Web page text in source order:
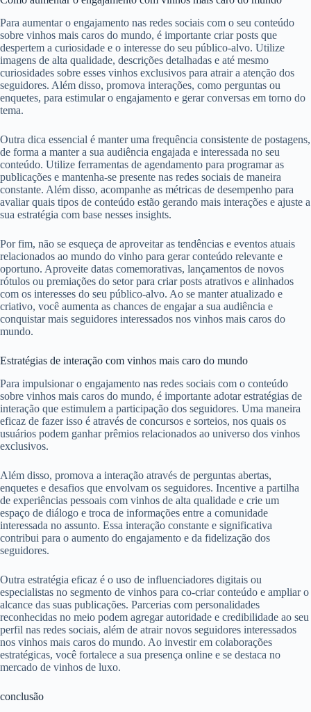
Para aumentar o engajamento nas redes sociais com o seu conteúdo
sobre vinhos mais caros do mundo, é importante criar posts que
despertem a curiosidade e o interesse do seu público-alvo. Utilize
imagens de alta qualidade, descrições detalhadas e até mesmo
curiosidades sobre esses vinhos exclusivos para atrair a atenção dos
seguidores. Além disso, promova interações, como perguntas ou
enquetes, para estimular o engajamento e gerar conversas em torno do
tema.
Outra dica essencial é manter uma frequência consistente de postagens,
de forma a manter a sua audiência engajada e interessada no seu
conteúdo. Utilize ferramentas de agendamento para programar as
publicações e mantenha-se presente nas redes sociais de maneira
constante. Além disso, acompanhe as métricas de desempenho para
avaliar quais tipos de conteúdo estão gerando mais interações e ajuste a
sua estratégia com base nesses insights.
Por fim, não se esqueça de aproveitar as tendências e eventos atuais
relacionados ao mundo do vinho para gerar conteúdo relevante e
oportuno. Aproveite datas comemorativas, lançamentos de novos
rótulos ou premiações do setor para criar posts atrativos e alinhados
com os interesses do seu público-alvo. Ao se manter atualizado e
criativo, você aumenta as chances de engajar a sua audiência e
conquistar mais seguidores interessados nos vinhos mais caros do
mundo.
Estratégias de interação com vinhos mais caro do mundo
Para impulsionar o engajamento nas redes sociais com o conteúdo
sobre vinhos mais caros do mundo, é importante adotar estratégias de
interação que estimulem a participação dos seguidores. Uma maneira
eficaz de fazer isso é através de concursos e sorteios, nos quais os
usuários podem ganhar prêmios relacionados ao universo dos vinhos
exclusivos.
Além disso, promova a interação através de perguntas abertas,
enquetes e desafios que envolvam os seguidores. Incentive a partilha
de experiências pessoais com vinhos de alta qualidade e crie um
espaço de diálogo e troca de informações entre a comunidade
interessada no assunto. Essa interação constante e significativa
contribui para o aumento do engajamento e da fidelização dos
seguidores.
Outra estratégia eficaz é o uso de influenciadores digitais ou
especialistas no segmento de vinhos para co-criar conteúdo e ampliar o
alcance das suas publicações. Parcerias com personalidades
reconhecidas no meio podem agregar autoridade e credibilidade ao seu
perfil nas redes sociais, além de atrair novos seguidores interessados
nos vinhos mais caros do mundo. Ao investir em colaborações
estratégicas, você fortalece a sua presença online e se destaca no
mercado de vinhos de luxo.
conclusão